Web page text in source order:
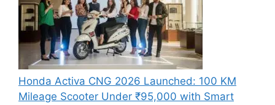
Honda Activa CNG 2026 Launched: 100 KM
Mileage Scooter Under ₹95,000 with Smart